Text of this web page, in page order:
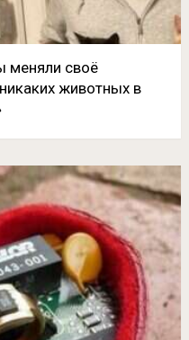
меняли своё
животных в